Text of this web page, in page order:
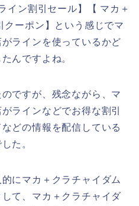
イン割引セール】【 マカ＋
クーポン】という感じでマ
ラインを使っているかど
んですよね。
ですが、残念ながら、マ
ラインなどでお得な割引
どの情報を配信している
た。
にマカ＋クラチャイダム
て、マカ＋クラチャイダ